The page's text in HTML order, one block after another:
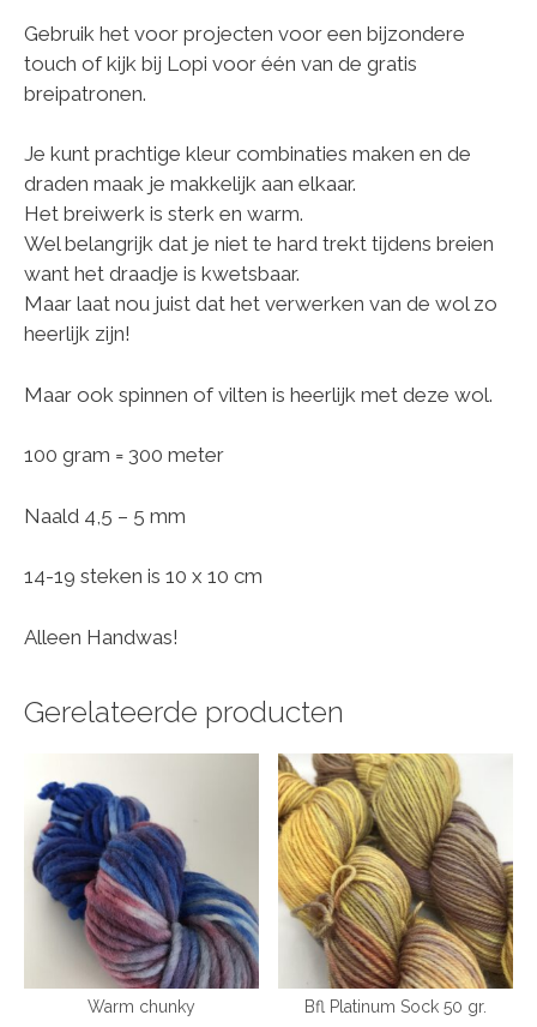
Gebruik het voor projecten voor een bijzondere
touch of kijk bij Lopi voor één van de gratis
breipatronen.
Je kunt prachtige kleur combinaties maken en de
draden maak je makkelijk aan elkaar.
Het breiwerk is sterk en warm.
Wel belangrijk dat je niet te hard trekt tijdens breien
want het draadje is kwetsbaar.
Maar laat nou juist dat het verwerken van de wol zo
heerlijk zijn!
Maar ook spinnen of vilten is heerlijk met deze wol.
100 gram = 300 meter
Naald 4,5 – 5 mm
14-19 steken is 10 x 10 cm
Alleen Handwas!
Gerelateerde producten
Warm chunky Bfl Platinum Sock 50 gr.